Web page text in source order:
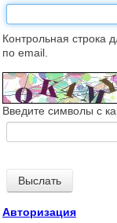
Контрольная строка
по email.
Введите символы с
Авторизация